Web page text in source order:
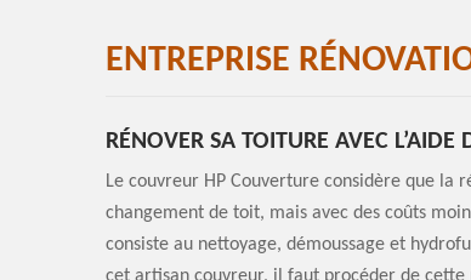
ENTREPRISE
RÉNOVER SA TOITURE AVEC L’AIDE
Le couvreur HP Couverture considère que
changement de toit, mais avec des coûts
consiste au nettoyage, démoussage et